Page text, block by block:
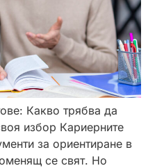
Какво трябва да
избор Кариерните
за ориентиране в
се свят. Но